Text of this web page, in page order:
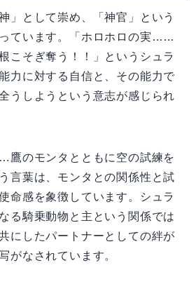
」として崇め、「神官」という
ています。「ホロホロの実……
こそぎ奪う！！」というシュラ
力に対する自信と、その能力で
うしようという意志が感じられ
鷹のモンタとともに空の試練を
言葉は、モンタとの関係性と試
命感を象徴しています。シュラ
る騎乗動物と主という関係では
にしたパートナーとしての絆が
がなされています。